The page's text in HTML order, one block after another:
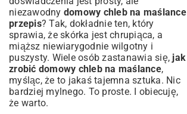
niezawodny domowy chleb na maślance
przepis? Tak, dokładnie ten, który
sprawia, że skórka jest chrupiąca, a
miąższ niewiarygodnie wilgotny i
puszysty. Wiele osób zastanawia się, jak
zrobić domowy chleb na maślance,
myśląc, że to jakaś tajemna sztuka. Nic
bardziej mylnego. To proste. I obiecuję,
że warto.